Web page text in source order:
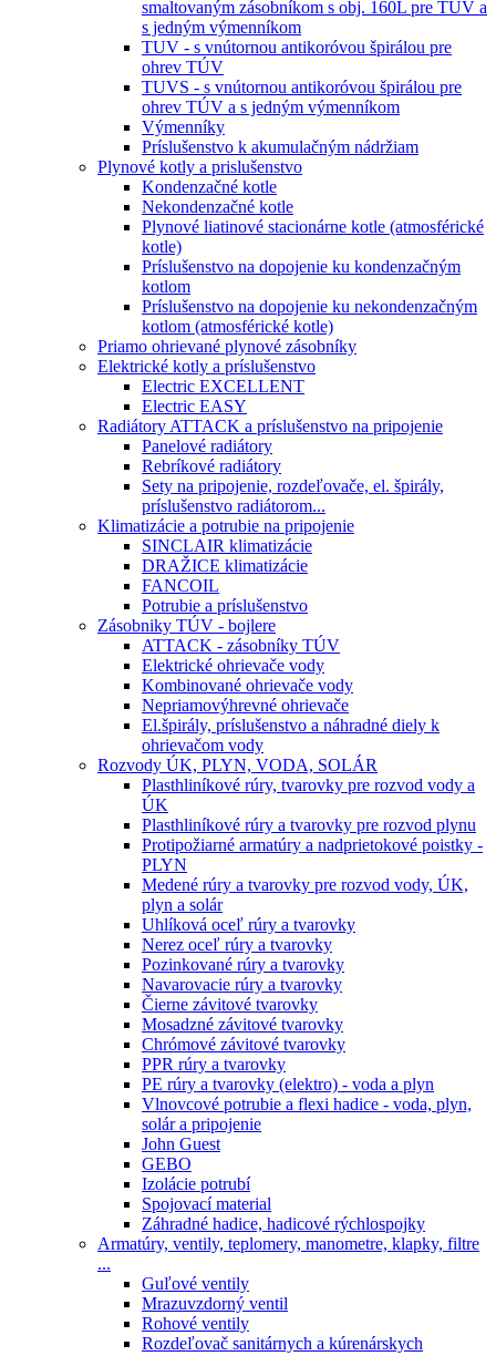
smaltovaným zásobníkom s obj. 160L pre TÚV a
s jedným výmenníkom
TUV - s vnútornou antikoróvou špirálou pre
ohrev TÚV
TUVS - s vnútornou antikoróvou špirálou pre
ohrev TÚV a s jedným výmenníkom
Výmenníky
Príslušenstvo k akumulačným nádržiam
Plynové kotly a prislušenstvo
Kondenzačné kotle
Nekondenzačné kotle
Plynové liatinové stacionárne kotle (atmosférické
kotle)
Príslušenstvo na dopojenie ku kondenzačným
kotlom
Príslušenstvo na dopojenie ku nekondenzačným
kotlom (atmosférické kotle)
Priamo ohrievané plynové zásobníky
Elektrické kotly a príslušenstvo
Electric EXCELLENT
Electric EASY
Radiátory ATTACK a príslušenstvo na pripojenie
Panelové radiátory
Rebríkové radiátory
Sety na pripojenie, rozdeľovače, el. špirály,
príslušenstvo radiátorom...
Klimatizácie a potrubie na pripojenie
SINCLAIR klimatizácie
DRAŽICE klimatizácie
FANCOIL
Potrubie a príslušenstvo
Zásobniky TÚV - bojlere
ATTACK - zásobníky TÚV
Elektrické ohrievače vody
Kombinované ohrievače vody
Nepriamovýhrevné ohrievače
El.špirály, príslušenstvo a náhradné diely k
ohrievačom vody
Rozvody ÚK, PLYN, VODA, SOLÁR
Plasthliníkové rúry, tvarovky pre rozvod vody a
ÚK
Plasthliníkové rúry a tvarovky pre rozvod plynu
Protipožiarné armatúry a nadprietokové poistky -
PLYN
Medené rúry a tvarovky pre rozvod vody, ÚK,
plyn a solár
Uhlíková oceľ rúry a tvarovky
Nerez oceľ rúry a tvarovky
Pozinkované rúry a tvarovky
Navarovacie rúry a tvarovky
Čierne závitové tvarovky
Mosadzné závitové tvarovky
Chrómové závitové tvarovky
PPR rúry a tvarovky
PE rúry a tvarovky (elektro) - voda a plyn
Vlnovcové potrubie a flexi hadice - voda, plyn,
solár a pripojenie
John Guest
GEBO
Izolácie potrubí
Spojovací material
Záhradné hadice, hadicové rýchlospojky
Armatúry, ventily, teplomery, manometre, klapky, filtre
...
Guľové ventily
Mrazuvzdorný ventil
Rohové ventily
Rozdeľovač sanitárnych a kúrenárskych